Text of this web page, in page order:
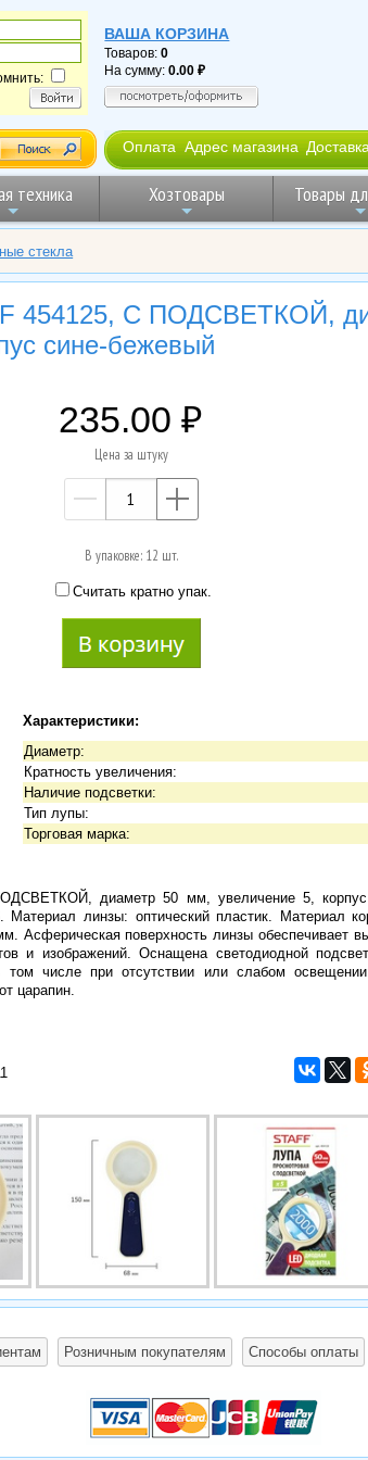
ВАША КОРЗИНА
Товаров:0
На сумму:0.00
Оплата Адрес магазина Доставка
техника Хозтовары Товары
стекла
454125, С ПОДСВЕТКОЙ,
сине-бежевый
235.00
Цена за штуку
—
В упаковке: 12 шт.
Считать кратно упак.
Характеристики:
Диаметр:
Кратность увеличения:
Наличие подсветки:
Тип лупы:
Торговая марка:
диаметр 50 мм, увеличение 5, корпус
Материал линзы: оптический пластик. Материал
поверхность линзы обеспечивает
и изображений. Оснащена светодиодной
том числе при отсутствии или слабом
царапин.
Розничным покупателям Способы оплаты